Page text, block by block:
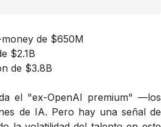
de $650M
$2.1B
de $3.8B
el "ex-OpenAI premium" —los
de IA. Pero hay una señal de